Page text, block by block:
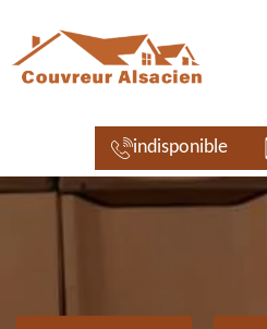
indisponible